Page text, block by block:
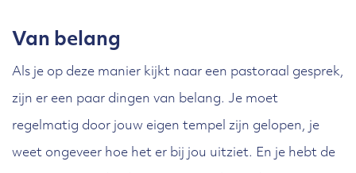
Van belang
Als je op deze manier kijkt naar een pastoraal gesprek,
zijn er een paar dingen van belang. Je moet
regelmatig door jouw eigen tempel zijn gelopen, je
weet ongeveer hoe het er bij jou uitziet. En je hebt de